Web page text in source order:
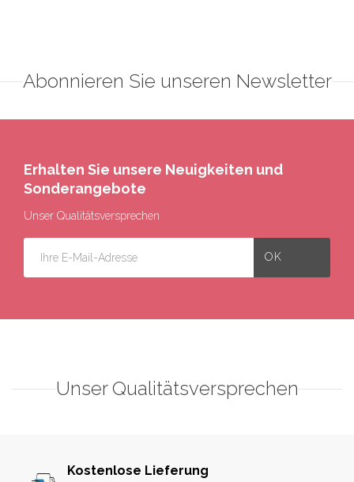
Abonnieren Sie unseren Newsletter
Erhalten Sie unsere Neuigkeiten und
Sonderangebote
Unser Qualitätsversprechen
Unser Qualitätsversprechen
Kostenlose Lieferung